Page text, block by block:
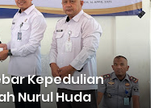
Kepedulian
Nurul Huda